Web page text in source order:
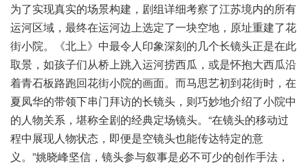
为了实现真实的场景构建，剧组详细考察了江苏境内的所有
运河区域，最终在运河边上选定了一块空地，原址重建了花
街小院。《北上》中最令人印象深刻的几个长镜头正是在此
取景，如孩子们从桥上跳入运河捞西瓜，或是怀抱大西瓜沿
着青石板路跑回花街小院的画面。而马思艺初到花街时，在
夏凤华的带领下串门拜访的长镜头，则巧妙地介绍了小院中
的人物关系，堪称全剧的经典定场镜头。“在镜头的移动过
程中展现人物状态，即便是空镜头也能传达特定的意
义。”姚晓峰坚信，镜头参与叙事是必不可少的创作手法，